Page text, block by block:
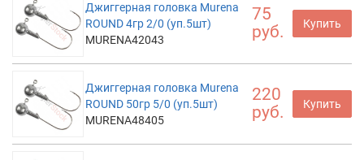
Джиггерная головка Murena
ROUND 4гр 2/0 (уп.5шт)
MURENA42043
75
руб.
Купить
Джиггерная головка Murena
ROUND 50гр 5/0 (уп.5шт)
MURENA48405
220
руб.
Купить